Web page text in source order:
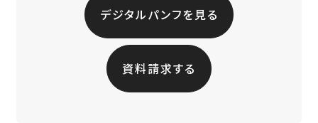
デジタルパンフを見る
資料請求する